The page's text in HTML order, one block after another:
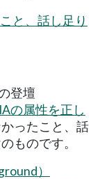
と、話し足り
登壇
の属性を正し
ったこと、話
ものです。
）